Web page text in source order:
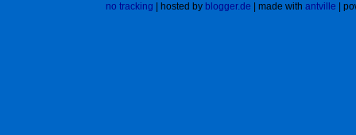
no tracking | hosted by blogger.de | made with antville |